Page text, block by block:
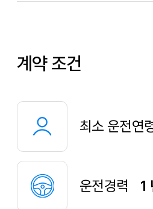
계약 조건
최소 운전연
운전경력 1